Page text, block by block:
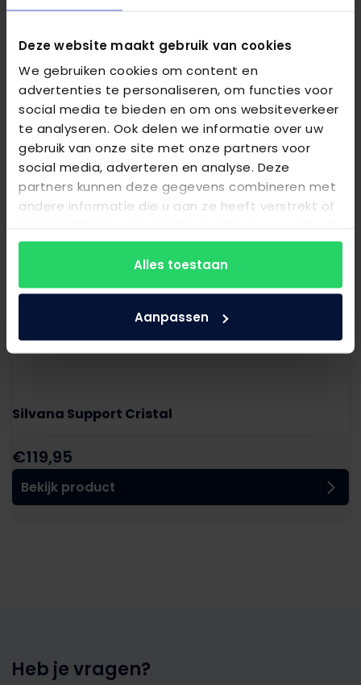
Deze website maakt gebruik van cookies
We gebruiken cookies om content en
advertenties te personaliseren, om functies voor
social media te bieden en om ons websiteverkeer
te analyseren. Ook delen we informatie over uw
gebruik van onze site met onze partners voor
social media, adverteren en analyse. Deze
partners kunnen deze gegevens combineren met
andere informatie die u aan ze heeft verstrekt of
van hun services.
Alles toestaan
Aanpassen
Silvana Comfort Blauw
€79,95
Bekijk product
Silvana Support Cristal
€119,95
Bekijk product
Heb je vragen?